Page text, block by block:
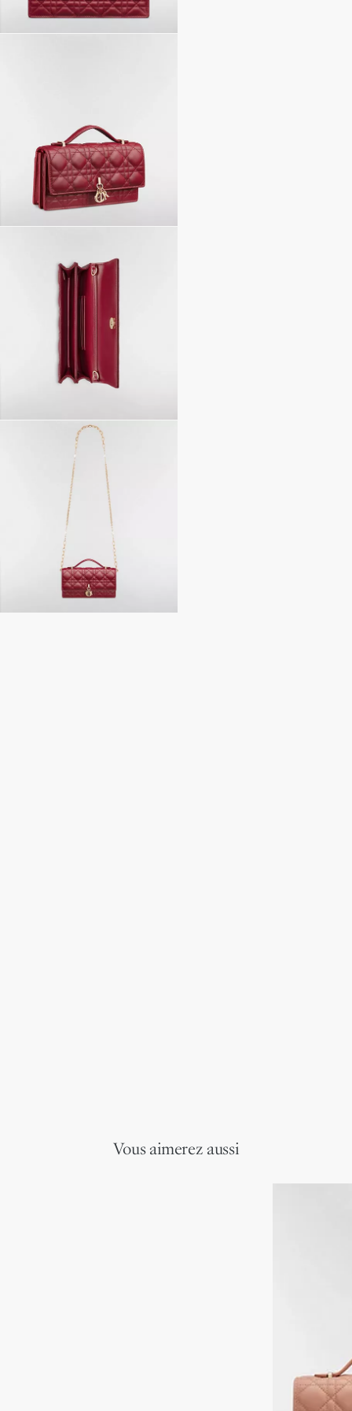
Vous aimerez aussi